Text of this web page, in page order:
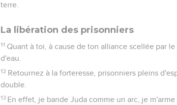
terre.
La libération des prisonniers
11 Quant à toi, à cause de ton alliance scellée par
d'eau.
12 Retournez à la forteresse, prisonniers pleins
double.
13 En effet, je bande Juda comme un arc, je